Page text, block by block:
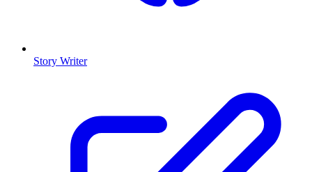
Story Writer